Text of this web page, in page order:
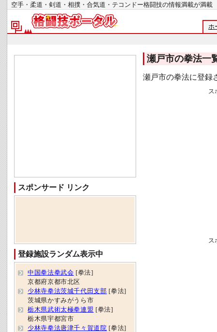
空手・柔道・剣道・相撲・合気道・テコンドー格闘技の情報満載が
ホ
瀬戸市の拳法一
瀬戸市の拳法に登録
ス
ス
スポンサード リンク
登録施設ランダム表示中
中国拳法拳武会 [拳法]
京都府京都市北区
少林寺拳法茨城千代田支部 [拳法]
茨城県かすみがうら市
栃木県武術太極拳連盟 [拳法]
栃木県宇都宮市
少林寺拳法唐津千々賀道院 [拳法]